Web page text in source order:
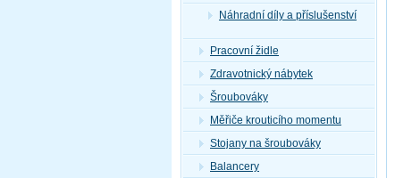
Náhradní díly a příslušenství
Pracovní židle
Zdravotnický nábytek
Šroubováky
Měřiče krouticího momentu
Stojany na šroubováky
Balancery